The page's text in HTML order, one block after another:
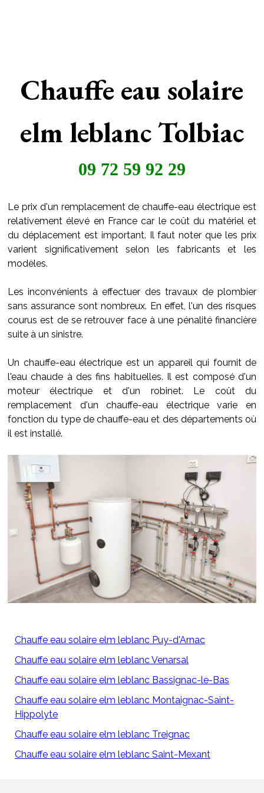
Chauffe eau solaire
elm leblanc Tolbiac
09 72 59 92 29
Le prix d'un remplacement de chauffe-eau électrique est
relativement élevé en France car le coût du matériel et
du déplacement est important. Il faut noter que les prix
varient significativement selon les fabricants et les
modèles.
Les inconvénients à effectuer des travaux de plombier
sans assurance sont nombreux. En effet, l'un des risques
courus est de se retrouver face à une pénalité financière
suite à un sinistre.
Un chauffe-eau électrique est un appareil qui fournit de
l'eau chaude à des fins habituelles. Il est composé d'un
moteur électrique et d'un robinet. Le coût du
remplacement d'un chauffe-eau électrique varie en
fonction du type de chauffe-eau et des départements où
il est installé.
Chauffe eau solaire elm leblanc Puy-d'Arnac
Chauffe eau solaire elm leblanc Venarsal
Chauffe eau solaire elm leblanc Bassignac-le-Bas
Chauffe eau solaire elm leblanc Montaignac-Saint-
Hippolyte
Chauffe eau solaire elm leblanc Treignac
Chauffe eau solaire elm leblanc Saint-Mexant